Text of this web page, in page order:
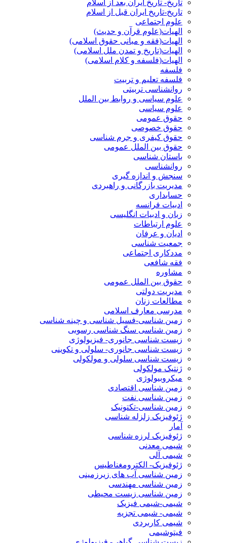
تاریخ- تاریخ ایران بعد از اسلام
تاریخ-تاریخ ایران قبل از اسلام
علوم اجتماعی
الهیات(علوم قرآن و حدیث)
الهیات(فقه و مبانی حقوق اسلامی)
الهیات(تاریخ و تمدن ملل اسلامی)
الهیات(فلسفه و کلام اسلامی)
فلسفه
فلسفه تعلیم و تربیت
روانشناسی تربیتی
علوم سیاسی و روابط بین الملل
علوم سیاسی
حقوق عمومی
حقوق خصوصی
حقوق کیفری و جرم شناسی
حقوق بین الملل عمومی
باستان شناسی
روانشناسی
سنجش و اندازه گیری
مدیریت بازرگانی و راهبردی
حسابداری
ادبیات فرانسه
زبان و ادبیات انگلیسی
علوم ارتباطات
ادیان و عرفان
جمعیت شناسی
مددکاری اجتماعی
فقه شافعی
مشاوره
حقوق بین الملل عمومی
مدیریت دولتی
مطالعات زنان
مدرسی معارف اسلامی
زمین شناسی-فسیل شناسی و چینه شناسی
زمین شناسی سنگ شناسی رسوبی
زیست شناسی جانوری- فیزیولوژی
زیست شناسی جانوری- سلولی و تکوینی
زیست شناسی سلولی و مولکولی
ژنتیک مولکولی
میکروبیولوژی
زمین شناسی اقتصادی
زمین شناسی نفت
زمین شناسی-تکتونیک
ژئوفیزیک زلزله شناسی
آمار
ژئوفیزیک لرزه شناسی
شیمی معدنی
شیمی آلی
ژئوفیزیک- الکترومغناطیس
زمین شناسی آب های زیرزمینی
زمین شناسی مهندسی
زمین شناسی زیست محیطی
شیمی-شیمی فیزیک
شیمی- شیمی تجزیه
شیمی کاربردی
فیتوشیمی